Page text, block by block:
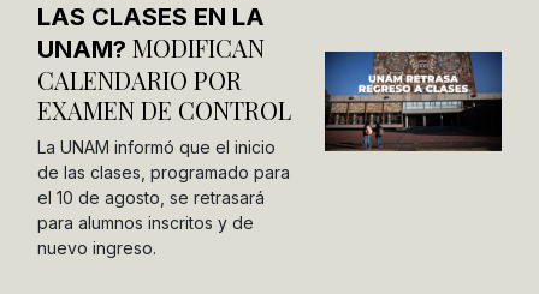
LAS CLASES EN LA
UNAM? MODIFICAN
CALENDARIO POR
EXAMEN DE CONTROL
La UNAM informó que el inicio
de las clases, programado para
el 10 de agosto, se retrasará
para alumnos inscritos y de
nuevo ingreso.